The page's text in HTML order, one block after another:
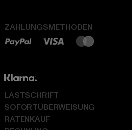
ZAHLUNGSMETHODEN
LASTSCHRIFT
SOFORTÜBERWEISUNG
RATENKAUF